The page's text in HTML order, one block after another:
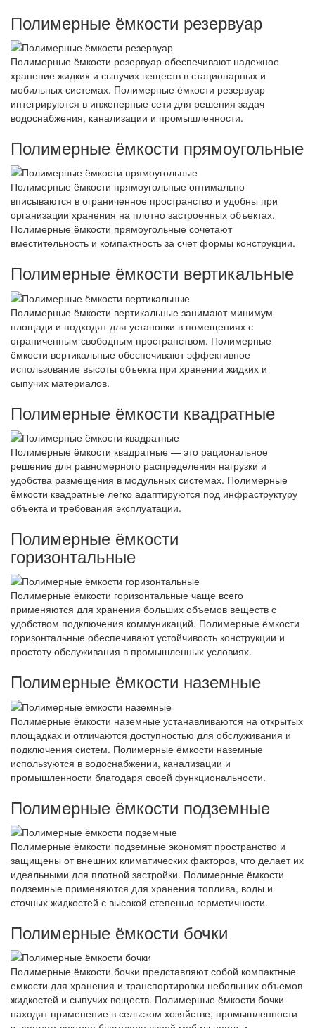
Полимерные ёмкости резервуар
Полимерные ёмкости резервуар обеспечивают надежное
хранение жидких и сыпучих веществ в стационарных и
мобильных системах. Полимерные ёмкости резервуар
интегрируются в инженерные сети для решения задач
водоснабжения, канализации и промышленности.
Полимерные ёмкости прямоугольные
Полимерные ёмкости прямоугольные оптимально
вписываются в ограниченное пространство и удобны при
организации хранения на плотно застроенных объектах.
Полимерные ёмкости прямоугольные сочетают
вместительность и компактность за счет формы конструкции.
Полимерные ёмкости вертикальные
Полимерные ёмкости вертикальные занимают минимум
площади и подходят для установки в помещениях с
ограниченным свободным пространством. Полимерные
ёмкости вертикальные обеспечивают эффективное
использование высоты объекта при хранении жидких и
сыпучих материалов.
Полимерные ёмкости квадратные
Полимерные ёмкости квадратные — это рациональное
решение для равномерного распределения нагрузки и
удобства размещения в модульных системах. Полимерные
ёмкости квадратные легко адаптируются под инфраструктуру
объекта и требования эксплуатации.
Полимерные ёмкости
горизонтальные
Полимерные ёмкости горизонтальные чаще всего
применяются для хранения больших объемов веществ с
удобством подключения коммуникаций. Полимерные ёмкости
горизонтальные обеспечивают устойчивость конструкции и
простоту обслуживания в промышленных условиях.
Полимерные ёмкости наземные
Полимерные ёмкости наземные устанавливаются на открытых
площадках и отличаются доступностью для обслуживания и
подключения систем. Полимерные ёмкости наземные
используются в водоснабжении, канализации и
промышленности благодаря своей функциональности.
Полимерные ёмкости подземные
Полимерные ёмкости подземные экономят пространство и
защищены от внешних климатических факторов, что делает их
идеальными для плотной застройки. Полимерные ёмкости
подземные применяются для хранения топлива, воды и
сточных жидкостей с высокой степенью герметичности.
Полимерные ёмкости бочки
Полимерные ёмкости бочки представляют собой компактные
емкости для хранения и транспортировки небольших объемов
жидкостей и сыпучих веществ. Полимерные ёмкости бочки
находят применение в сельском хозяйстве, промышленности